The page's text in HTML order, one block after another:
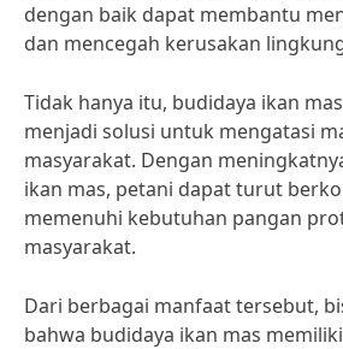
dengan baik dapat membantu
dan mencegah kerusakan
Tidak hanya itu, budidaya ikan
menjadi solusi untuk mengatasi
masyarakat. Dengan
ikan mas, petani dapat turut
memenuhi kebutuhan pangan
masyarakat.
Dari berbagai manfaat tersebut,
bahwa budidaya ikan mas